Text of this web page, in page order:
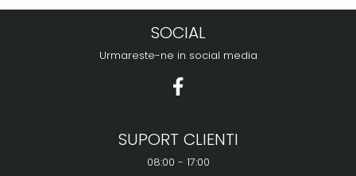
SOCIAL
Urmareste-ne in social media
SUPORT CLIENTI
08:00 - 17:00